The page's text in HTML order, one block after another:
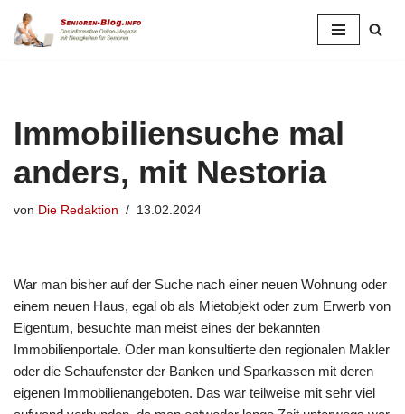
Zum
Immobiliensuche mal
anders, mit Nestoria
von Die Redaktion 13.02.2024
War man bisher auf der Suche nach einer neuen Wohnung oder
einem neuen Haus, egal ob als Mietobjekt oder zum Erwerb von
Eigentum, besuchte man meist eines der bekannten
Immobilienportale. Oder man konsultierte den regionalen Makler
oder die Schaufenster der Banken und Sparkassen mit deren
eigenen Immobilienangeboten. Das war teilweise mit sehr viel